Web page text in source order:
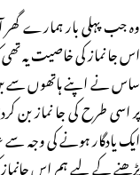
وہ جب پہلی بار ہمارے گھر
اس جا نماز کی خاصیت یہ
ساس نے اپنے ہاتھوں سے بن
پر اسی طرح کی جا نماز بن
ایک یادگار ہونے کی وجہ سے
پڑھنے کے لیے ہم اس